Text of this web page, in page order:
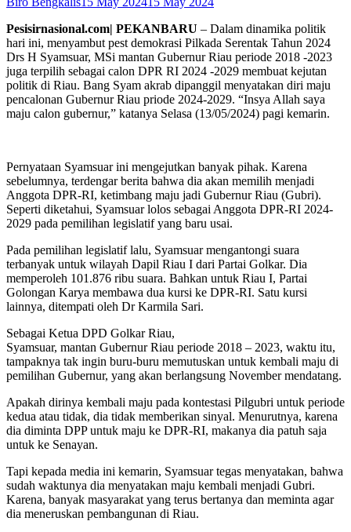
Pesisirnasional.com| PEKANBARU – Dalam dinamika politik
hari ini, menyambut pest demokrasi Pilkada Serentak Tahun 2024
Drs H Syamsuar, MSi mantan Gubernur Riau periode 2018 -2023
juga terpilih sebagai calon DPR RI 2024 -2029 membuat kejutan
politik di Riau. Bang Syam akrab dipanggil menyatakan diri maju
pencalonan Gubernur Riau priode 2024-2029. “Insya Allah saya
maju calon gubernur,” katanya Selasa (13/05/2024) pagi kemarin.
Pernyataan Syamsuar ini mengejutkan banyak pihak. Karena
sebelumnya, terdengar berita bahwa dia akan memilih menjadi
Anggota DPR-RI, ketimbang maju jadi Gubernur Riau (Gubri).
Seperti diketahui, Syamsuar lolos sebagai Anggota DPR-RI 2024-
2029 pada pemilihan legislatif yang baru usai.
Pada pemilihan legislatif lalu, Syamsuar mengantongi suara
terbanyak untuk wilayah Dapil Riau I dari Partai Golkar. Dia
memperoleh 101.876 ribu suara. Bahkan untuk Riau I, Partai
Golongan Karya membawa dua kursi ke DPR-RI. Satu kursi
lainnya, ditempati oleh Dr Karmila Sari.
Sebagai Ketua DPD Golkar Riau,
Syamsuar, mantan Gubernur Riau periode 2018 – 2023, waktu itu,
tampaknya tak ingin buru-buru memutuskan untuk kembali maju di
pemilihan Gubernur, yang akan berlangsung November mendatang.
Apakah dirinya kembali maju pada kontestasi Pilgubri untuk periode
kedua atau tidak, dia tidak memberikan sinyal. Menurutnya, karena
dia diminta DPP untuk maju ke DPR-RI, makanya dia patuh saja
untuk ke Senayan.
Tapi kepada media ini kemarin, Syamsuar tegas menyatakan, bahwa
sudah waktunya dia menyatakan maju kembali menjadi Gubri.
Karena, banyak masyarakat yang terus bertanya dan meminta agar
dia meneruskan pembangunan di Riau.